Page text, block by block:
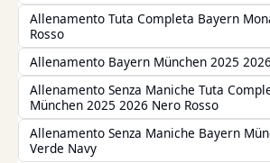
Allenamento Tuta Completa Bayern
Rosso
Allenamento Bayern München 2025
Allenamento Senza Maniche Tuta
München 2025 2026 Nero Rosso
Allenamento Senza Maniche Bayern
Verde Navy